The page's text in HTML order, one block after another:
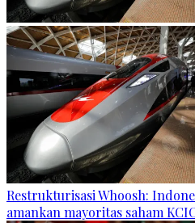
Restrukturisasi Whoosh:
amankan mayoritas saham